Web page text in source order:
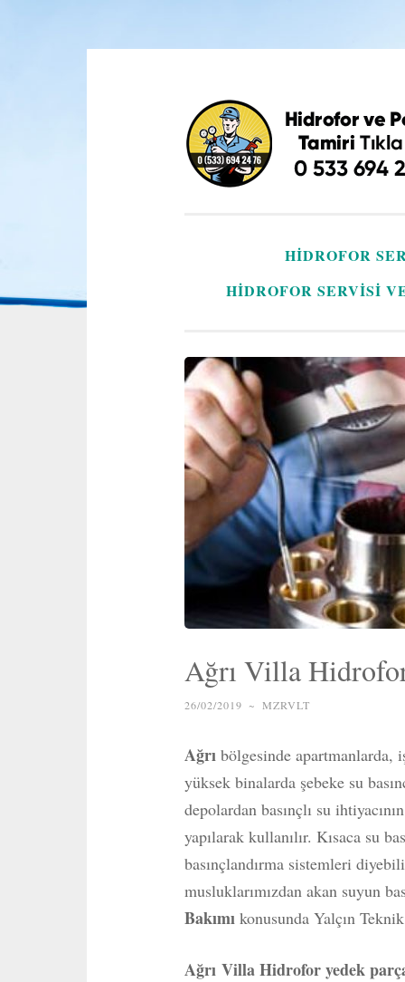
İçeriğe
geç
HIDROFOR
HIDROFOR SERVISI
Ağrı Villa
26/02/2019 ~ MZRVLT
Ağrıbölgesinde apartmanlarda,
yüksek binalarda şebeke su
depolardan basınçlı su
yapılarak kullanılır. Kısaca su
basınçlandırma sistemleri
musluklarımızdan akan suyun
Bakımı konusunda Yalçın
Ağrı Villa Hidrofor yedek